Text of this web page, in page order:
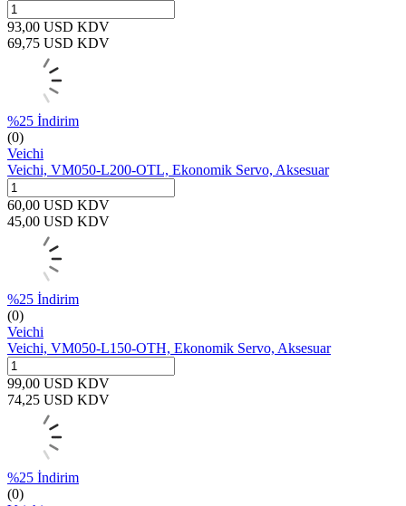
93,00 USD KDV
69,75 USD KDV
%25 İndirim
(0)
Veichi
Veichi, VM050-L200-OTL, Ekonomik Servo, Aksesuar
60,00 USD KDV
45,00 USD KDV
%25 İndirim
(0)
Veichi
Veichi, VM050-L150-OTH, Ekonomik Servo, Aksesuar
99,00 USD KDV
74,25 USD KDV
%25 İndirim
(0)